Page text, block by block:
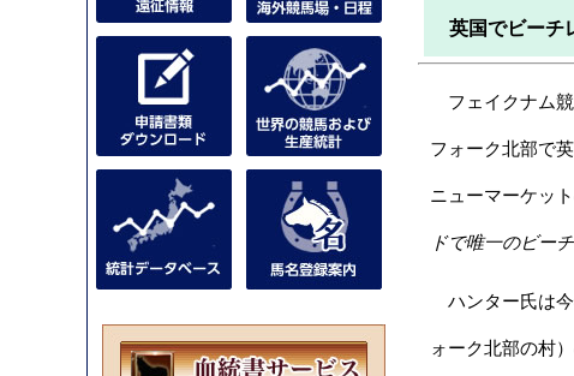
英国でビーチ
フェイクナム
フォーク北部で
ニューマーケッ
ドで唯一のビー
ハンター氏は
ォーク北部の村